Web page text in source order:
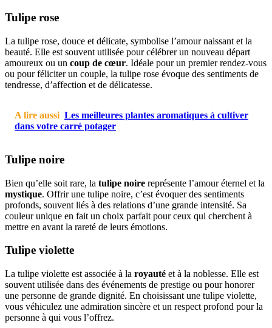
Tulipe rose
La tulipe rose, douce et délicate, symbolise l’amour naissant et la
beauté. Elle est souvent utilisée pour célébrer un nouveau départ
amoureux ou un coup de cœur. Idéale pour un premier rendez-vous
ou pour féliciter un couple, la tulipe rose évoque des sentiments de
tendresse, d’affection et de délicatesse.
A lire aussi Les meilleures plantes aromatiques à cultiver
dans votre carré potager
Tulipe noire
Bien qu’elle soit rare, la tulipe noire représente l’amour éternel et la
mystique. Offrir une tulipe noire, c’est évoquer des sentiments
profonds, souvent liés à des relations d’une grande intensité. Sa
couleur unique en fait un choix parfait pour ceux qui cherchent à
mettre en avant la rareté de leurs émotions.
Tulipe violette
La tulipe violette est associée à la royauté et à la noblesse. Elle est
souvent utilisée dans des événements de prestige ou pour honorer
une personne de grande dignité. En choisissant une tulipe violette,
vous véhiculez une admiration sincère et un respect profond pour la
personne à qui vous l’offrez.